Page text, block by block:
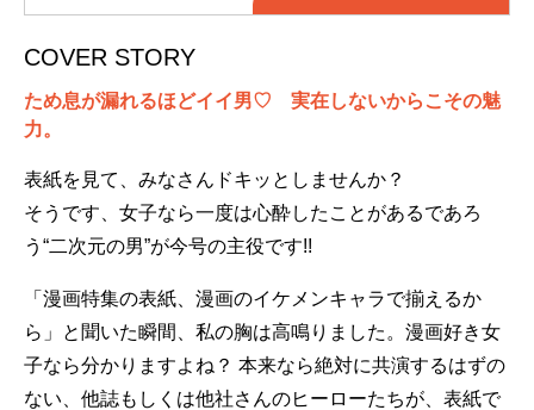
COVER STORY
ため息が漏れるほどイイ男♡ 実在しないからこその魅
力。
表紙を見て、みなさんドキッとしませんか？
そうです、女子なら一度は心酔したことがあるであろ
う“二次元の男”が今号の主役です!!
「漫画特集の表紙、漫画のイケメンキャラで揃えるか
ら」と聞いた瞬間、私の胸は高鳴りました。漫画好き女
子なら分かりますよね？ 本来なら絶対に共演するはずの
ない、他誌もしくは他社さんのヒーローたちが、表紙で